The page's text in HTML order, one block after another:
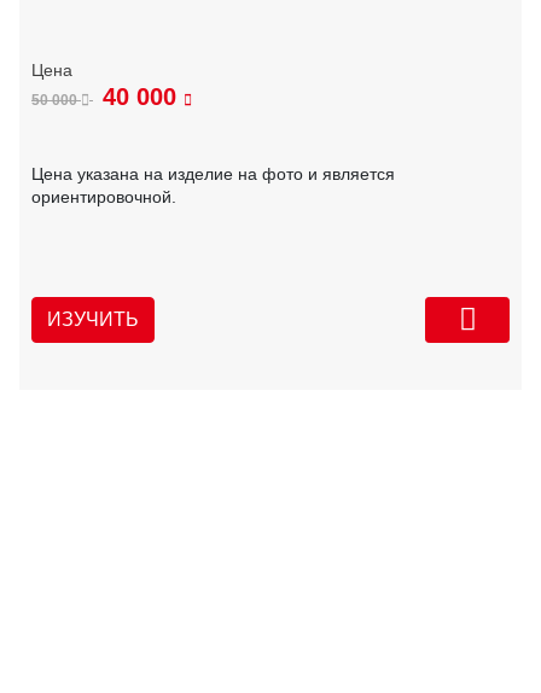
50 000 40 000
Цена указана на изделие на фото и является
ориентировочной.
ИЗУЧИТЬ